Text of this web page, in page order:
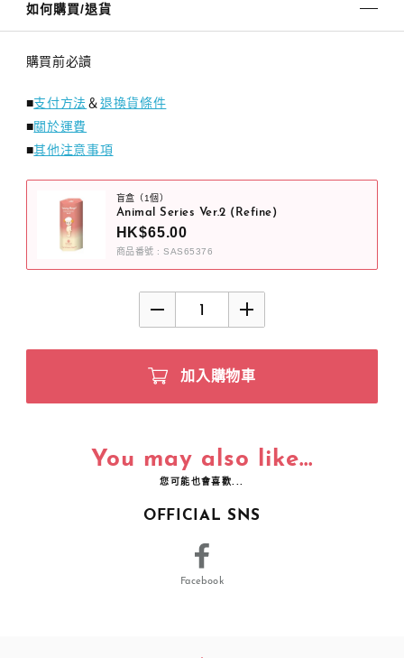
如何購買/退貨
購買前必讀
■支付方法＆退換貨條件
■關於運費
■其他注意事項
盲盒（1個）
Animal Series Ver.2 (Refine)
HK$65.00
商品番號 : SAS65376
加入購物車
You may also like...
您可能也會喜歡...
OFFICIAL SNS
Facebook